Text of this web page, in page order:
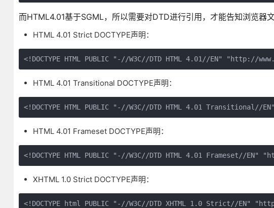
而HTML4.01基于SGML，所以需要对DTD进行引用，才能告知浏览器
HTML 4.01 Strict DOCTYPE声明：
<!DOCTYPE HTML PUBLIC "-//W3C//DTD HTML 4.01//EN" "http://
HTML 4.01 Transitional DOCTYPE声明：
<!DOCTYPE HTML PUBLIC "-//W3C//DTD HTML 4.01
HTML 4.01 Frameset DOCTYPE声明：
<!DOCTYPE HTML PUBLIC "-//W3C//DTD HTML 4.01 Frameset//
XHTML 1.0 Strict DOCTYPE声明：
<!DOCTYPE html PUBLIC "-//W3C//DTD XHTML 1.0 Strict//EN"